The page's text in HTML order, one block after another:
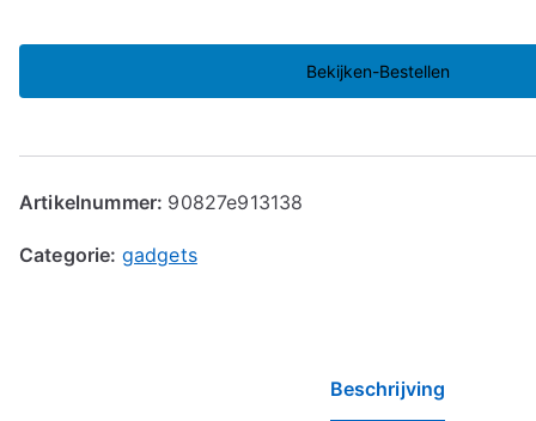
Bekijken-Bestellen
Artikelnummer: 90827e913138
Categorie: gadgets
Beschrijving